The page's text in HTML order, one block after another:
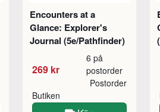
Encounters at a
Glance: Explorer's
Journal (5e/Pathfinder)
269 kr
6 på
postorder
Butiken
Postorder